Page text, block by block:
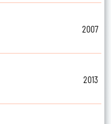
2007
2013